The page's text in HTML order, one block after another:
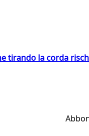
tirando la corda